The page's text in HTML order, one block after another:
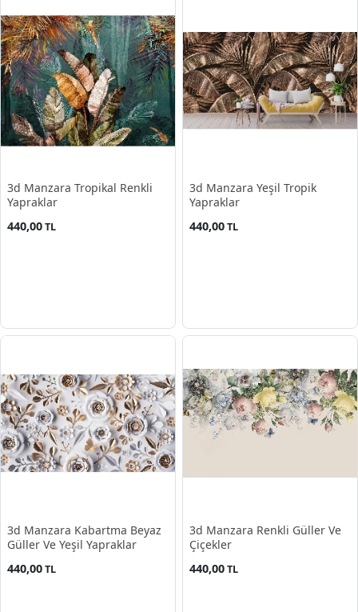
3d Manzara Tropikal Renkli
Yapraklar
440,00TL
3d Manzara Yeşil Tropik
Yapraklar
440,00TL
3d Manzara Kabartma Beyaz
Güller Ve Yeşil Yapraklar
440,00TL
3d Manzara Renkli Güller Ve
Çiçekler
440,00TL